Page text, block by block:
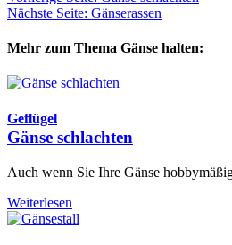
Nächste Seite: Gänserassen
Mehr zum Thema Gänse halten:
Geflügel
Gänse schlachten
Auch wenn Sie Ihre Gänse
Weiterlesen